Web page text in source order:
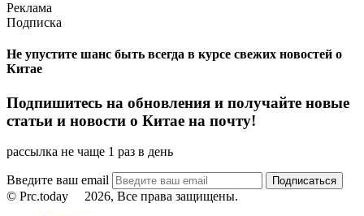
Реклама
Подписка
Не упустите шанс быть всегда в курсе свежих новостей о
Китае
Подпишитесь на обновления и получайте новые
статьи и новости о Китае на почту!
рассылка не чаще 1 раз в день
Введите ваш email
© Prc.today
2026, Все права защищены.